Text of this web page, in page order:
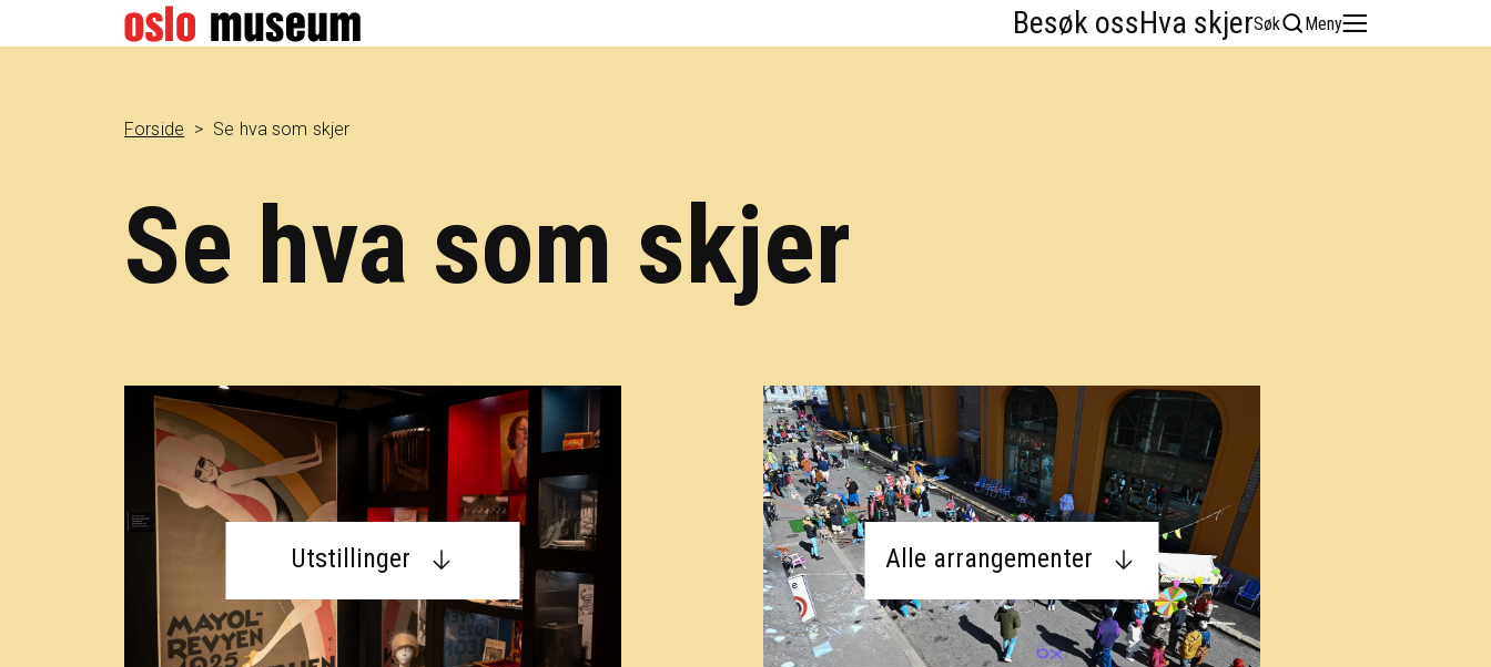
Besøk ossHva skjerEnglish
Søk Meny
Forside Se hva som skjer
Se hva som skjer
Utstillinger Alle arrangementer